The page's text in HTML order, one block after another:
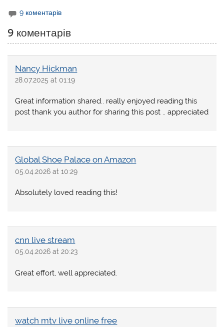
9 коментарів
9 коментарів
Nancy Hickman
28.07.2025 at 01:19
Great information shared.. really enjoyed reading this
post thank you author for sharing this post .. appreciated
Global Shoe Palace on Amazon
05.04.2026 at 10:29
Absolutely loved reading this!
cnn live stream
05.04.2026 at 20:23
Great effort, well appreciated.
watch mtv live online free